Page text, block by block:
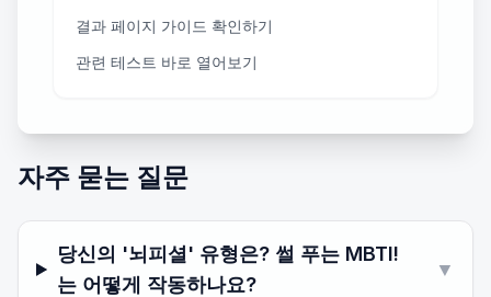
결과 페이지 가이드 확인하기
관련 테스트 바로 열어보기
자주 묻는 질문
당신의 '뇌피셜' 유형은? 썰 푸는 MBTI!
는 어떻게 작동하나요?
▼